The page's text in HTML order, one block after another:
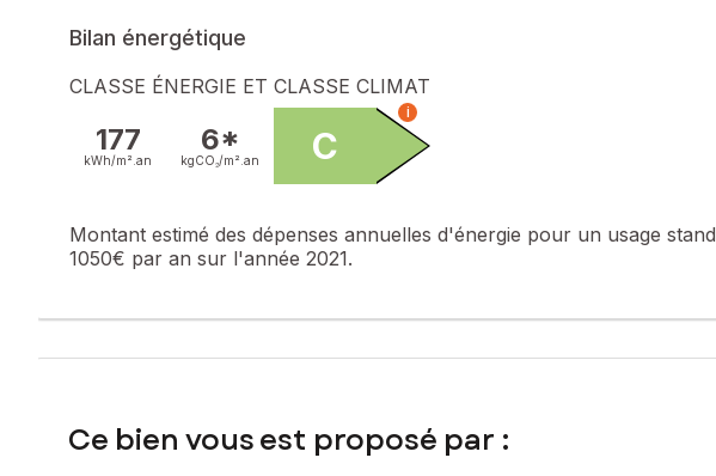
Les informations sur les risques auxquels ce bien est exposé sont disponibles
Prix de vente : 119 000 €
Honoraires charge vendeur
Contactez votre conseiller SAFTI : Katia VOLFIN, Tél. : 06 10 25 76 71, E-mail :
Bilan énergétique
CLASSE ÉNERGIE ET CLASSE CLIMAT
177
kWh/m². an
6*
kgCO₂/m². an C
i
Montant estimé des dépenses annuelles d'énergie pour un usage
1050€ par an sur l'année 2021.
Ce bien vous est proposé par :